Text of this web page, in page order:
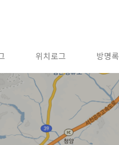
위치로그 방명록